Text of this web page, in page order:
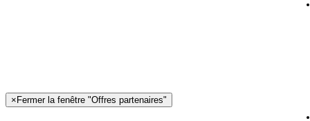
× Fermer la fenêtre "Offres partenaires"